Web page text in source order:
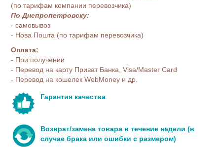
(по тарифам компании перевозчика)
По Днепропетровску:
- самовывоз
- Нова Пошта (по тарифам перевозчика)
Оплата:
- При получении
- Перевод на карту Приват Банка, Visa/Master Card
- Перевод на кошелек WebMoney и др.
Гарантия качества
Возврат/замена товара в течение недели (в
случае брака или ошибки с размером)